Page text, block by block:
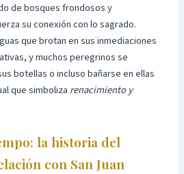
de bosques frondosos y
su conexión con lo sagrado.
que brotan en sus inmediaciones
y muchos peregrinos se
botellas o incluso bañarse en ellas
que simboliza renacimiento y
la historia del
con San Juan